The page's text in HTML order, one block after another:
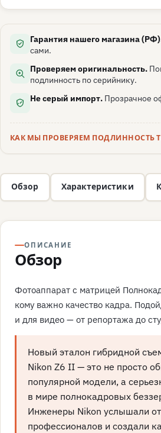
Гарантия нашего магазина
сами.
Проверяем оригинальность.
подлинность по серийнику.
Не серый импорт. Прозрачное
КАК МЫ ПРОВЕРЯЕМ ПОДЛИННОСТЬ
Обзор Характеристики
ОПИСАНИЕ
Обзор
Фотоаппарат с матрицей
кому важно качество кадра.
и для видео — от репортажа до
Новый эталон гибридной
Nikon Z6 II — это не просто
популярной модели, а
в мире полнокадровых
Инженеры Nikon услышали
профессионалов и создали